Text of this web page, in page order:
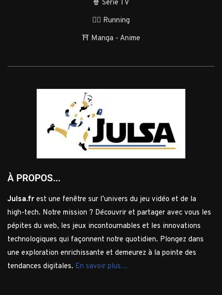
🍿 Série TV
🏃‍♂️ Running
⛩️ Manga - Anime
À PROPOS...
Julsa.fr est une fenêtre sur l’univers du jeu vidéo et de la
high-tech. Notre mission ? Découvrir et partager avec vous les
pépites du web, les jeux incontournables et les innovations
technologiques qui façonnent notre quotidien. Plongez dans
une exploration enrichissante et demeurez à la pointe des
tendances digitales. En savoir plus…